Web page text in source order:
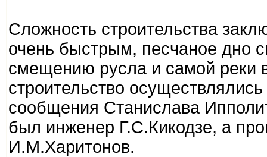
Сложность строительства
очень быстрым, песчаное дно
смещению русла и самой реки
строительство
сообщения Станислава
был инженер Г.С.Кикодзе, а
И.М.Харитонов.